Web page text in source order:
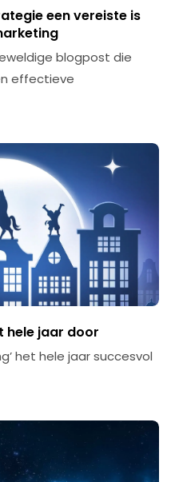
een vereiste is
blogpost die
effectieve
hele jaar door
het hele jaar succesvol